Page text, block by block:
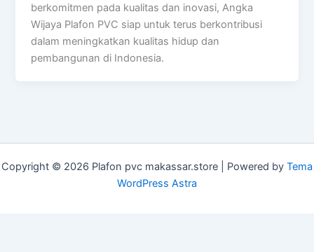
berkomitmen pada kualitas dan inovasi, Angka
Wijaya Plafon PVC siap untuk terus berkontribusi
dalam meningkatkan kualitas hidup dan
pembangunan di Indonesia.
Copyright © 2026 Plafon pvc makassar.store | Powered by Tema
WordPress Astra